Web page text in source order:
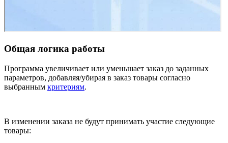
Общая логика работы
Программа увеличивает или уменьшает заказ до заданных
параметров, добавляя/убирая в заказ товары согласно
выбранным критериям.
В изменении заказа не будут принимать участие следующие
товары: